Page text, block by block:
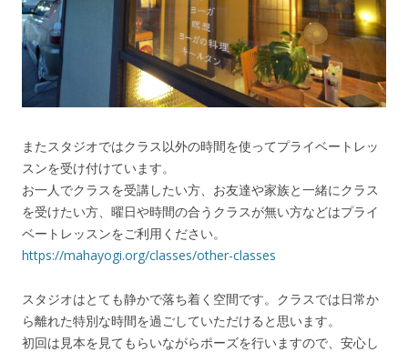
またスタジオではクラス以外の時間を使ってプライベートレッ
スンを受け付けています。
お一人でクラスを受講したい方、お友達や家族と一緒にクラス
を受けたい方、曜日や時間の合うクラスが無い方などはプライ
ベートレッスンをご利用ください。
https://mahayogi.org/classes/other-classes
スタジオはとても静かで落ち着く空間です。クラスでは日常か
ら離れた特別な時間を過ごしていただけると思います。
初回は見本を見てもらいながらポーズを行いますので、安心し